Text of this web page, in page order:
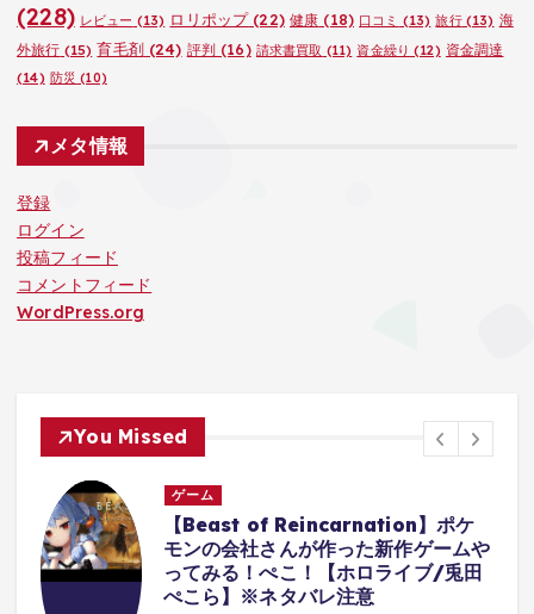
(228) レビュー (13) ロリポップ(22) 健康 (18) 口コミ (13) 旅行(13) 海
外旅行 (15) 育毛剤(24) 評判 (16) 請求書買取 (11) 資金繰り (12) 資金調達
(14) 防災 (10)
メタ情報
登録
ログイン
投稿フィード
コメントフィード
WordPress.org
You Missed
ゲーム
【Beast of Reincarnation】ポケ
モンの会社さんが作った新作ゲームや
ってみる！ぺこ！【ホロライブ/兎田
ぺこら】※ネタバレ注意